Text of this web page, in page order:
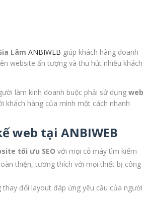
Lâm ANBIWEB giúp khách hàng doanh
website ấn tượng và thu hút nhiều khách
làm kinh doanh buộc phải sử dụng web
khách hàng của mình một cách nhanh
web tại ANBIWEB
tối ưu SEO với mọi cỗ máy tìm kiếm
thiện, tương thích với mọi thiết bị công
thay đổi layout đáp ứng yêu cầu của người